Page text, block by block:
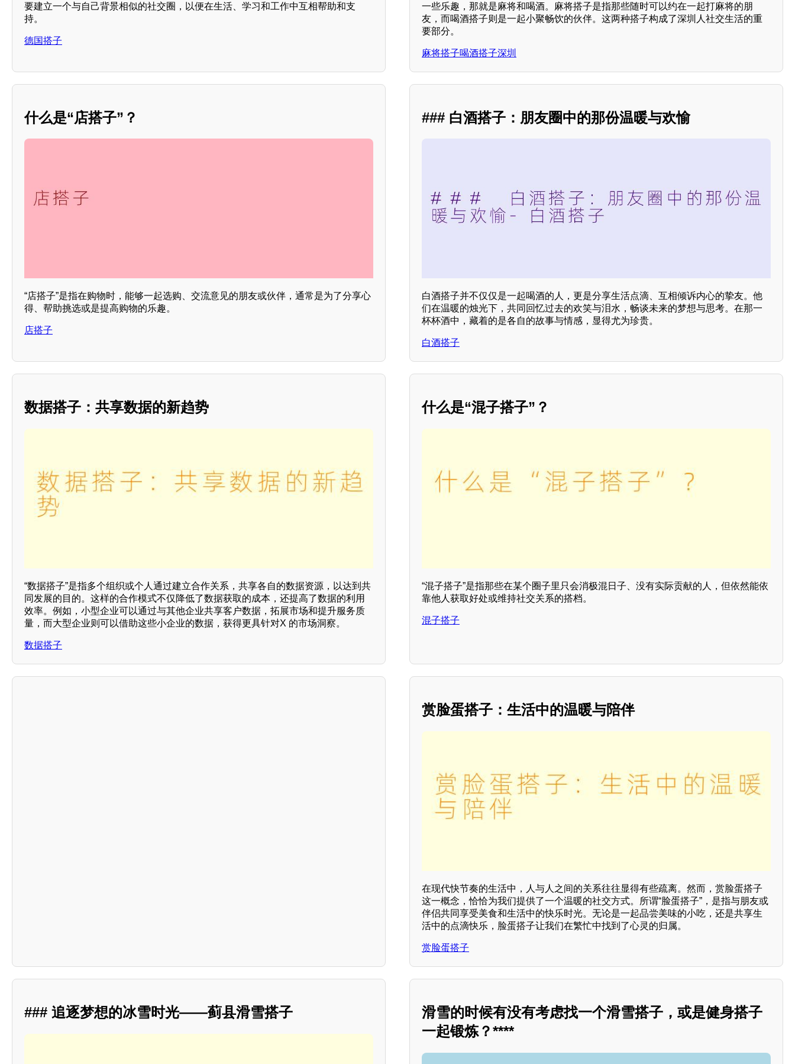
要建立一个与自己背景相似的社交圈，以便在生活、学习和工作中互相帮助和支
持。
德国搭子
一些乐趣，那就是麻将和喝酒。麻将搭子是指那些随时可以约在一起打麻将的朋
友，而喝酒搭子则是一起小聚畅饮的伙伴。这两种搭子构成了深圳人社交生活的重
要部分。
麻将搭子喝酒搭子深圳
什么是“店搭子”？
“店搭子”是指在购物时，能够一起选购、交流意见的朋友或伙伴，通常是为了分享心
得、帮助挑选或是提高购物的乐趣。
店搭子
### 白酒搭子：朋友圈中的那份温暖与欢愉
白酒搭子并不仅仅是一起喝酒的人，更是分享生活点滴、互相倾诉内心的挚友。他
们在温暖的烛光下，共同回忆过去的欢笑与泪水，畅谈未来的梦想与思考。在那一
杯杯酒中，藏着的是各自的故事与情感，显得尤为珍贵。
白酒搭子
数据搭子：共享数据的新趋势
“数据搭子”是指多个组织或个人通过建立合作关系，共享各自的数据资源，以达到共
同发展的目的。这样的合作模式不仅降低了数据获取的成本，还提高了数据的利用
效率。例如，小型企业可以通过与其他企业共享客户数据，拓展市场和提升服务质
量，而大型企业则可以借助这些小企业的数据，获得更具针对X 的市场洞察。
数据搭子
什么是“混子搭子”？
“混子搭子”是指那些在某个圈子里只会消极混日子、没有实际贡献的人，但依然能依
靠他人获取好处或维持社交关系的搭档。
混子搭子
赏脸蛋搭子：生活中的温暖与陪伴
在现代快节奏的生活中，人与人之间的关系往往显得有些疏离。然而，赏脸蛋搭子
这一概念，恰恰为我们提供了一个温暖的社交方式。所谓“脸蛋搭子”，是指与朋友或
伴侣共同享受美食和生活中的快乐时光。无论是一起品尝美味的小吃，还是共享生
活中的点滴快乐，脸蛋搭子让我们在繁忙中找到了心灵的归属。
赏脸蛋搭子
### 追逐梦想的冰雪时光——蓟县滑雪搭子
滑雪的时候有没有考虑找一个滑雪搭子，或是健身搭子
一起锻炼？****